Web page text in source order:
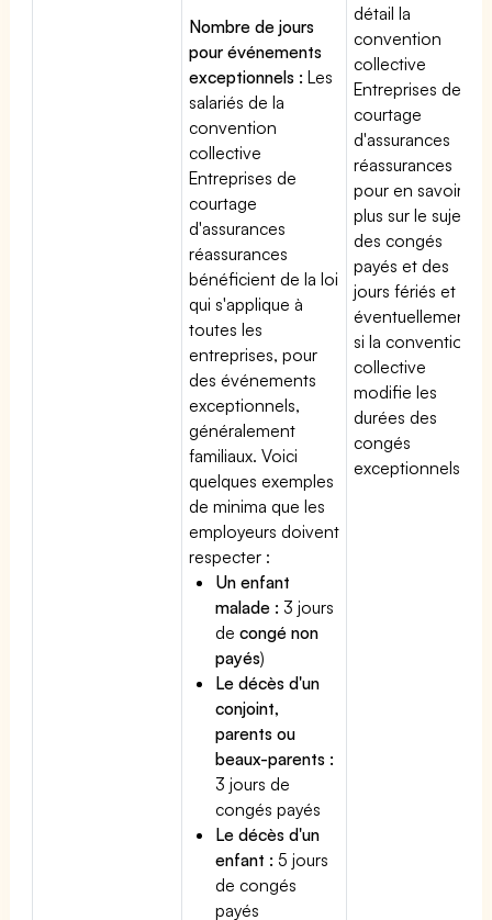
Nombre de jours
pour événements
exceptionnels : Les
salariés de la
convention
collective
Entreprises de
courtage
d'assurances
réassurances
bénéficient de la loi
qui s'applique à
toutes les
entreprises, pour
des événements
exceptionnels,
généralement
familiaux. Voici
quelques exemples
de minima que les
employeurs doivent
respecter :
Un enfant
malade : 3 jours
decongé non
payés)
Le décès d'un
conjoint,
parents ou
beaux-parents :
3 jours de
congés payés
Le décès d'un
enfant : 5 jours
de congés
payés
détail la
convention
collective
Entreprises de
courtage
d'assurances
réassurances
pour en savoir
plus sur le sujet
des congés
payés et des
jours fériés et
éventuellement
si la convention
collective
modifie les
durées des
congés
exceptionnels.